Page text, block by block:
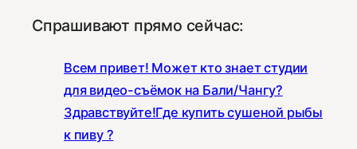
Спрашивают прямо сейчас:
Всем привет! Может кто знает студии
для видео-съёмок на Бали/Чангу?
Здравствуйте!Где купить сушеной рыбы
к пиву ?